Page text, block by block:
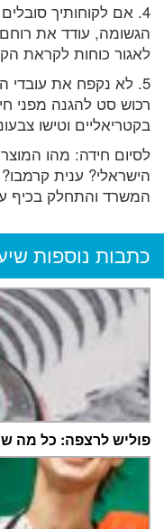
4. אם לקוחותיך
הגשומה, עודד את
לאגור כוחות לקראת
5. לא נקפח את
רכוש סט להגנה מפני
בקטריאליים וטישו
לסיום חידה: מהו
הישראלי? ענית
המשרד והתחלק בכיף
כתבות נוספות
פוליש לרצפה: כל מה